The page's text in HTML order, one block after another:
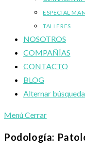
ESPECIAL
TALLERES
NOSOTROS
COMPAÑÍAS
CONTACTO
BLOG
Alternar
MenúCerrar
Podología: